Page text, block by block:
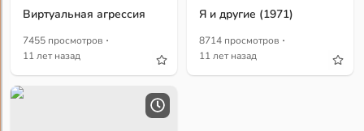
Виртуальная агрессия
7455 просмотров ·
11 лет назад
Я и другие (1971)
8714 просмотров ·
11 лет назад